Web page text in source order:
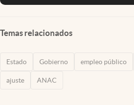
Temas relacionados
Estado Gobierno empleo público
ajuste ANAC